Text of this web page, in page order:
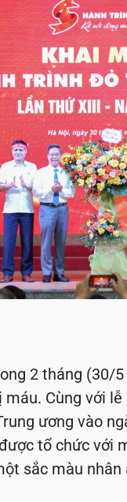
2 tháng
Cùng với
ương vào
tổ chức với
sắc màu